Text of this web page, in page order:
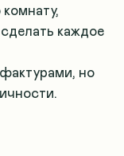
каждое
но